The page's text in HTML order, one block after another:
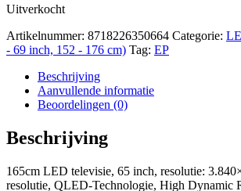
Uitverkocht
Artikelnummer: 8718226350664 Categorie:
- 69 inch, 152 - 176 cm) Tag: EP
Beschrijving
Aanvullende informatie
Beoordelingen (0)
Beschrijving
165cm LED televisie, 65 inch, resolutie:
resolutie, QLED-Technologie, High Dynamic